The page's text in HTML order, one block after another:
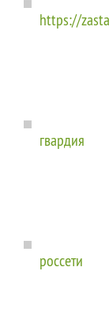
https://
гвардия
россети